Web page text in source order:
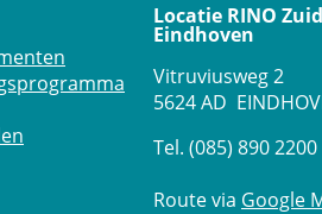
Locatie RINO
Eindhoven
Vitruviusweg 2
5624 AD
Tel. (085) 890 2200
Route via Google